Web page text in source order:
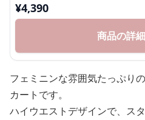
¥4,390
商品の詳
フェミニンな雰囲気たっぷり
カートです。
ハイウエストデザインで、ス